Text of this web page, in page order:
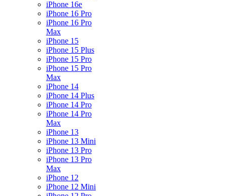
iPhone 16e
iPhone 16 Pro
iPhone 16 Pro
Max
iPhone 15
iPhone 15 Plus
iPhone 15 Pro
iPhone 15 Pro
Max
iPhone 14
iPhone 14 Plus
iPhone 14 Pro
iPhone 14 Pro
Max
iPhone 13
iPhone 13 Mini
iPhone 13 Pro
iPhone 13 Pro
Max
iPhone 12
iPhone 12 Mini